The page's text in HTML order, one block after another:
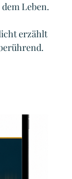
Leben.
erzählt